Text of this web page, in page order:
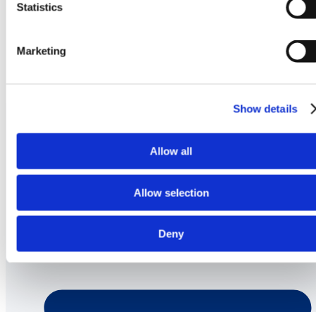
Statistics
Marketing
Show details
Allow all
Allow selection
Deny